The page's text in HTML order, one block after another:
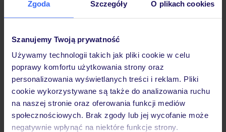
Zgoda Szczegóły O plikach cookies
Szanujemy Twoją prywatność
Używamy technologii takich jak pliki cookie w celu
poprawy komfortu użytkowania strony oraz
personalizowania wyświetlanych treści i reklam. Pliki
cookie wykorzystywane są także do analizowania ruchu
na naszej stronie oraz oferowania funkcji mediów
społecznościowych. Brak zgody lub jej wycofanie może
negatywnie wpłynąć na niektóre funkcje strony.
Hotel
Pokoje
Wyżywienie
Atrakcje